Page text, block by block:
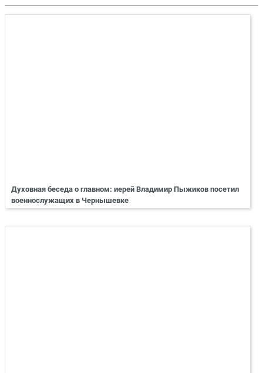
Духовная беседа о главном: иерей Владимир Пыжиков посетил
военнослужащих в Чернышевке